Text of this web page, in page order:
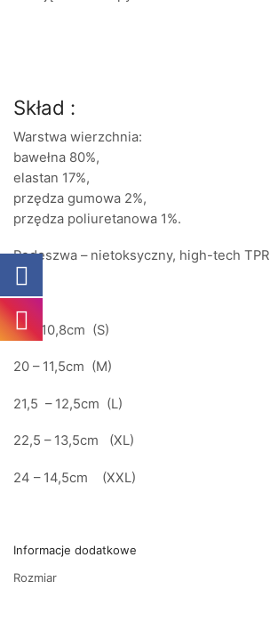
Skład :
Warstwa wierzchnia:
bawełna 80%,
elastan 17%,
przędza gumowa 2%,
przędza poliuretanowa 1%.
Podeszwa – nietoksyczny, high-tech TPR
19 – 10,8cm (S)
20 – 11,5cm (M)
21,5 – 12,5cm (L)
22,5 – 13,5cm (XL)
24 – 14,5cm (XXL)
Informacje dodatkowe
Rozmiar